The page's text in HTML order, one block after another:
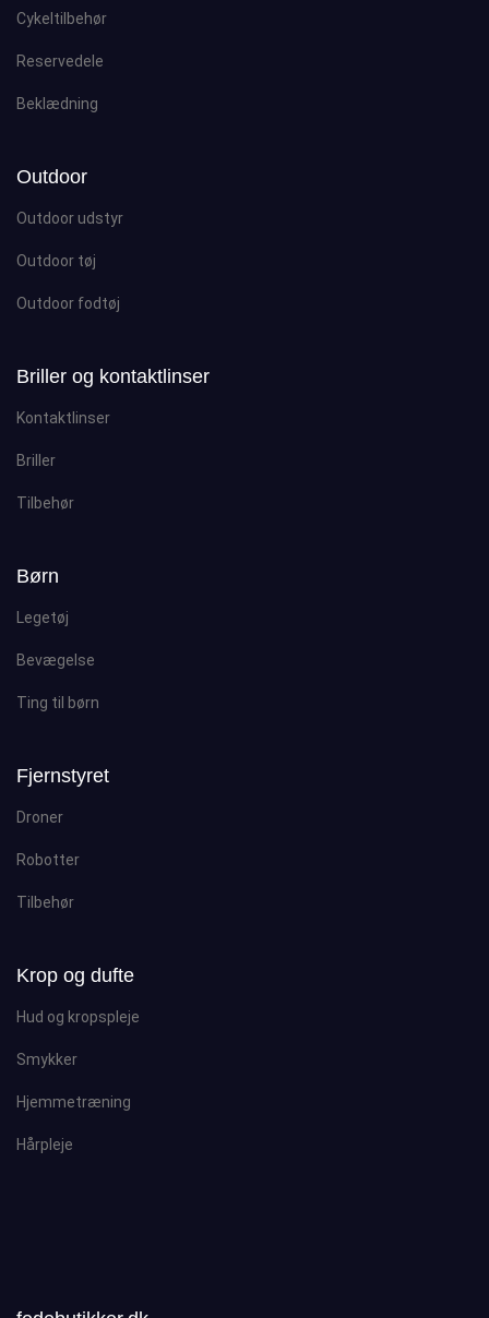
Cykeltilbehør
Reservedele
Beklædning
Outdoor
Outdoor udstyr
Outdoor tøj
Outdoor fodtøj
Briller og kontaktlinser
Kontaktlinser
Briller
Tilbehør
Børn
Legetøj
Bevægelse
Ting til børn
Fjernstyret
Droner
Robotter
Tilbehør
Krop og dufte
Hud og kropspleje
Smykker
Hjemmetræning
Hårpleje